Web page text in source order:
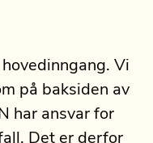
Vi
på baksiden av
har ansvar for
Det er derfor